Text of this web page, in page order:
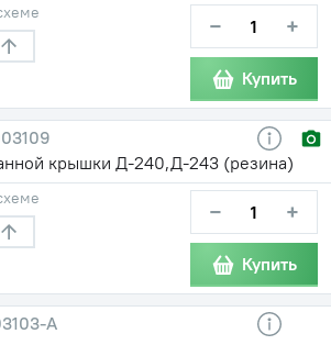
− +
Купить
крышки Д-240,Д-243 (резина)
− +
Купить
А